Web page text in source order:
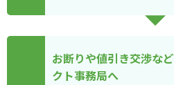
お断りや値引き交渉な
クト事務局へ